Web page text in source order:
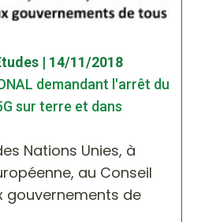
| 14/11/2018
demandant l'arrêt du
sur terre et dans
Nations Unies, à
au Conseil
gouvernements de